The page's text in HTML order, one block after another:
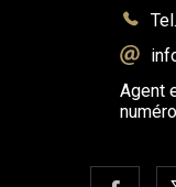
Agent